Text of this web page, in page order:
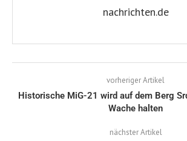
nachrichten.de
vorheriger Artikel
Historische MiG-21 wird auf dem Berg
Wache halten
nächster Artikel